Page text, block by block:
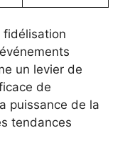
fidélisation
un levier de
de
puissance de la
tendances